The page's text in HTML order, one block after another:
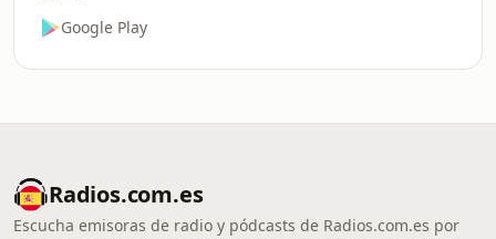
Google Play
Radios.com.es
Escucha emisoras de radio y pódcasts de Radios.com.es por